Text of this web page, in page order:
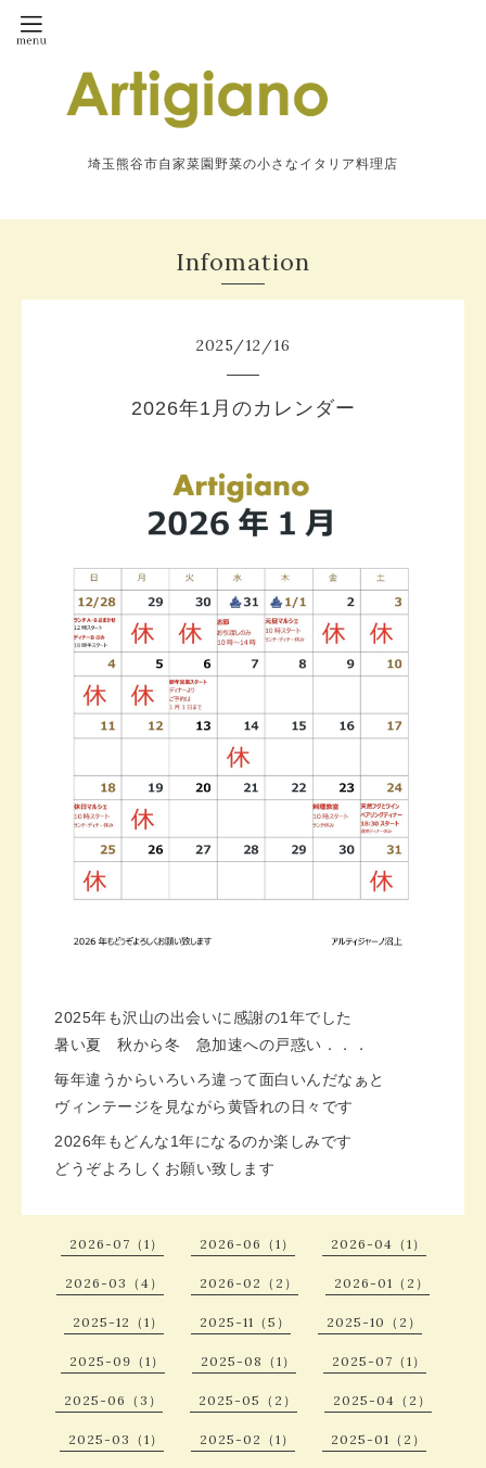
埼玉熊谷市自家菜園野菜の小さなイタリア料理店
Infomation
2025/12/16
2026年1月のカレンダー
2025年も沢山の出会いに感謝の1年でした
暑い夏 秋から冬 急加速への戸惑い．．．
毎年違うからいろいろ違って面白いんだなぁと
ヴィンテージを見ながら黄昏れの日々です
2026年もどんな1年になるのか楽しみです
どうぞよろしくお願い致します
2026-07（1） 2026-06（1） 2026-04（1）
2026-03（4） 2026-02（2） 2026-01（2）
2025-12（1） 2025-11（5） 2025-10（2）
2025-09（1） 2025-08（1） 2025-07（1）
2025-06（3） 2025-05（2） 2025-04（2）
2025-03（1） 2025-02（1） 2025-01（2）